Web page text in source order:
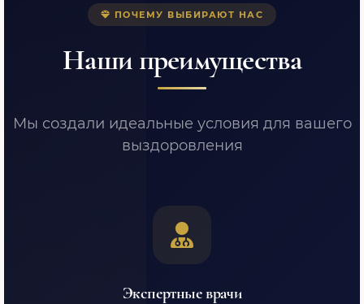
ПОЧЕМУ ВЫБИРАЮТ НАС
Наши преимущества
Мы создали идеальные условия для вашего
выздоровления
Экспертные врачи